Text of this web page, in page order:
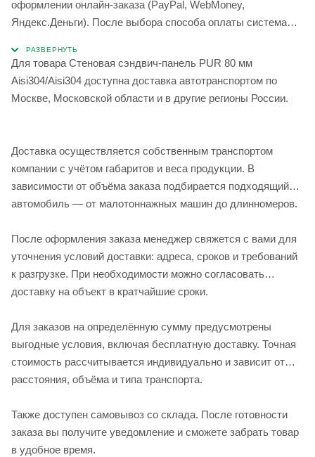
оформлении онлайн-заказа (PayPal, WebMoney,
Яндекс.Деньги). После выбора способа оплаты система
операции.
Для товара Стеновая сэндвич-панель PUR 80 мм
Aisi304/Aisi304 доступна доставка автотранспортом по
Москве, Московской области и в другие регионы России.
Доставка осуществляется собственным транспортом
компании с учётом габаритов и веса продукции. В
зависимости от объёма заказа подбирается подходящий
автомобиль — от малотоннажных машин до длинномеров.
После оформления заказа менеджер свяжется с вами для
уточнения условий доставки: адреса, сроков и требований
к разгрузке. При необходимости можно согласовать
доставку на объект в кратчайшие сроки.
Для заказов на определённую сумму предусмотрены
выгодные условия, включая бесплатную доставку. Точная
стоимость рассчитывается индивидуально и зависит от
расстояния, объёма и типа транспорта.
Также доступен самовывоз со склада. После готовности
заказа вы получите уведомление и сможете забрать товар
в удобное время.